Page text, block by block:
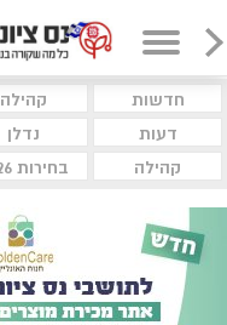
חדשות קהילה
דעות
נדלן
קהילה
בחירות 2026